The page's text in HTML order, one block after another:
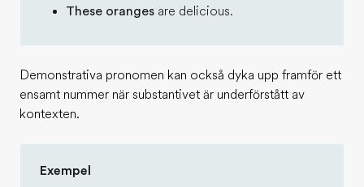
These oranges are delicious.
Demonstrativa pronomen kan också dyka upp framför ett
ensamt nummer när substantivet är underförstått av
kontexten.
Exempel